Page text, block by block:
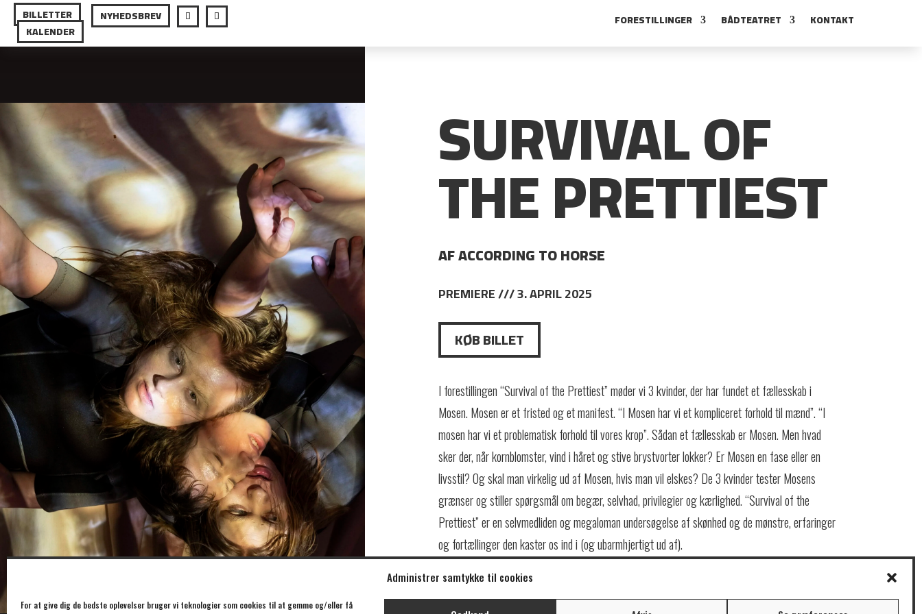
Administrer samtykke til cookies
For at give dig de bedste oplevelser bruger vi teknologier som cookies til at gemme og/eller få
BILLETTER
KALENDER
NYHEDSBREV FORESTILLINGER BÅDTEATRET KONTAKT
SURVIVAL OF
THE PRETTIEST
AF ACCORDING TO HORSE
PREMIERE /// 3. APRIL 2025
KØB BILLET
I forestillingen “Survival of the Prettiest” møder vi 3 kvinder, der har fundet et fællesskab i
Mosen. Mosen er et fristed og et manifest. “I Mosen har vi et kompliceret forhold til mænd”. “I
mosen har vi et problematisk forhold til vores krop”. Sådan et fællesskab er Mosen. Men hvad
sker der, når kornblomster, vind i håret og stive brystvorter lokker? Er Mosen en fase eller en
livsstil? Og skal man virkelig ud af Mosen, hvis man vil elskes? De 3 kvinder tester Mosens
grænser og stiller spørgsmål om begær, selvhad, privilegier og kærlighed. “Survival of the
Prettiest” er en selvmedliden og megaloman undersøgelse af skønhed og de mønstre, erfaringer
og fortællinger den kaster os ind i (og ubarmhjertigt ud af).
teatergruppen According to Horse.